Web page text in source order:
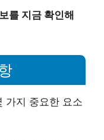
를 지금 확인해
가지 중요한 요소